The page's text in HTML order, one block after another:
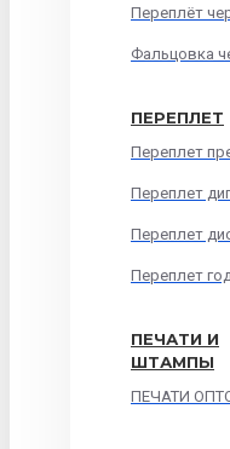
Переплёт
Фальцовка
ПЕРЕПЛЕТ
Переплет
Переплет
Переплет
Переплет
ПЕЧАТИ И
ШТАМПЫ
ПЕЧАТИ